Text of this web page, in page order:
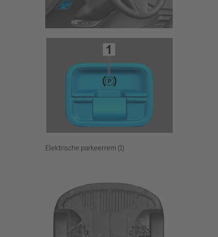
Elektrische parkeerrem (1)